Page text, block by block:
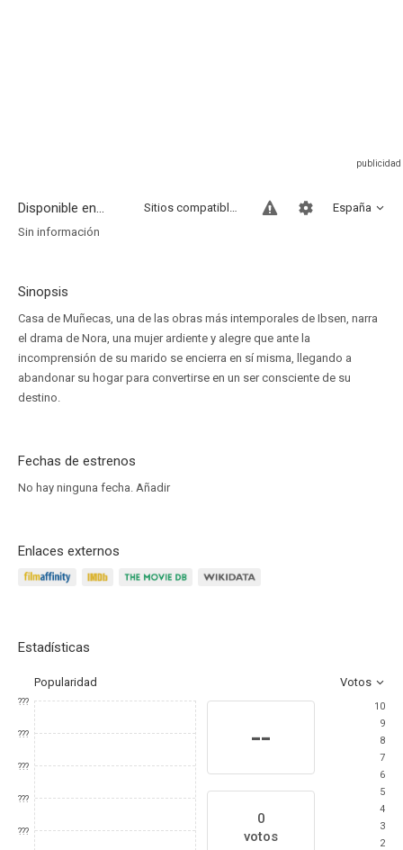
Disponible en... España
Sitios compatibles
Sin información
Sinopsis
Casa de Muñecas, una de las obras más intemporales de Ibsen, narra
el drama de Nora, una mujer ardiente y alegre que ante la
incomprensión de su marido se encierra en sí misma, llegando a
abandonar su hogar para convertirse en un ser consciente de su
destino.
Fechas de estrenos
No hay ninguna fecha. Añadir
Enlaces externos
Estadísticas
Popularidad Votos
???
???
???
???
???
--
0
votos
10
9
8
7
6
5
4
3
2